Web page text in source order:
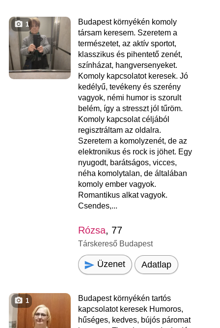
1
Budapest környékén komoly
társam keresem. Szeretem a
természetet, az aktív sportot,
klasszikus és pihentető zenét,
színházat, hangversenyeket.
Komoly kapcsolatot keresek. Jó
kedélyű, tevékeny és szerény
vagyok, némi humor is szorult
belém, így a stresszt jól tűröm.
Komoly kapcsolat céljából
regisztráltam az oldalra.
Szeretem a komolyzenét, de az
elektronikus és rock is jöhet. Egy
nyugodt, barátságos, vicces,
néha komolytalan, de általában
komoly ember vagyok.
Romantikus alkat vagyok.
Csendes,...
Rózsa, 77
Társkereső Budapest
Üzenet Adatlap
1
Budapest környékén tartós
kapcsolatot keresek Humoros,
hűséges, kedves, bújós páromat